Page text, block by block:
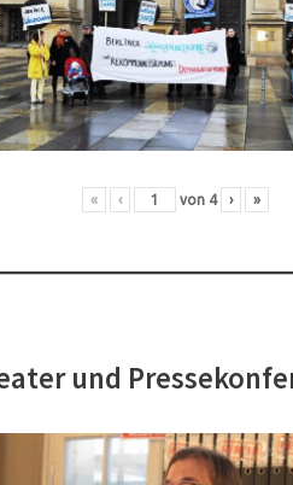
« ‹ von 4 › »
und